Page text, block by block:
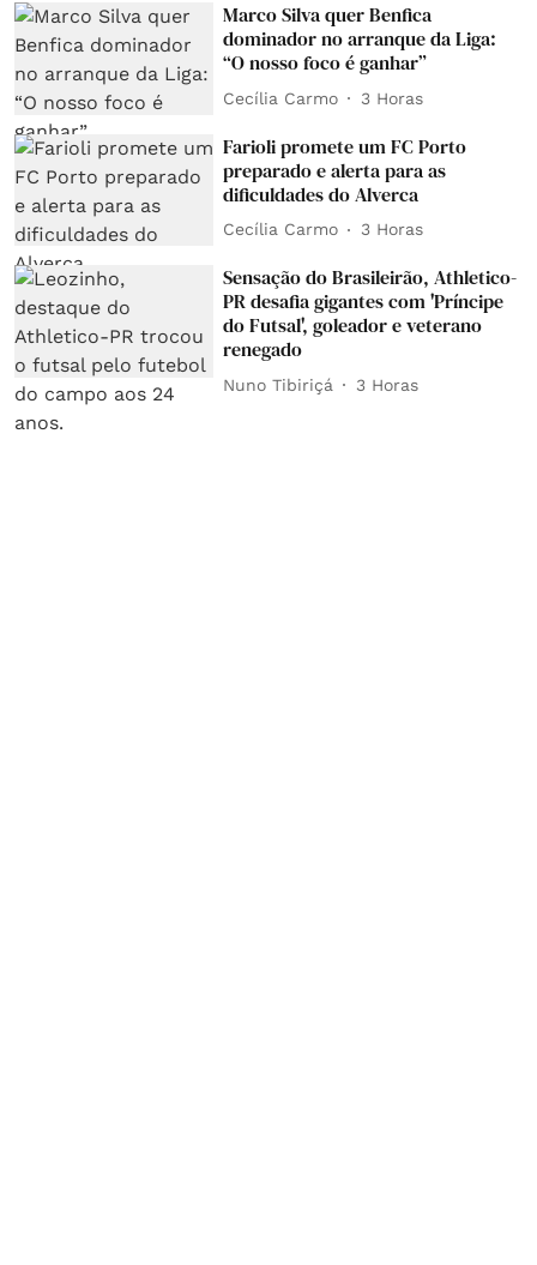
Marco Silva quer Benfica
dominador no arranque da Liga:
“O nosso foco é ganhar”
Cecília Carmo 3 Horas
Farioli promete um FC Porto
preparado e alerta para as
dificuldades do Alverca
Cecília Carmo 3 Horas
Sensação do Brasileirão, Athletico-
PR desafia gigantes com 'Príncipe
do Futsal', goleador e veterano
renegado
Nuno Tibiriçá 3 Horas